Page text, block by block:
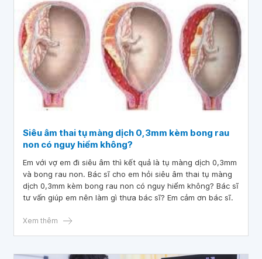
Siêu âm thai tụ màng dịch 0,3mm kèm bong rau
non có nguy hiểm không?
Em với vợ em đi siêu âm thì kết quả là tụ màng dịch 0,3mm
và bong rau non. Bác sĩ cho em hỏi siêu âm thai tụ màng
dịch 0,3mm kèm bong rau non có nguy hiểm không? Bác sĩ
tư vấn giúp em nên làm gì thưa bác sĩ? Em cảm ơn bác sĩ.
Xem thêm